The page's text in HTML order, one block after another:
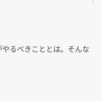
るべきこととは。そんな